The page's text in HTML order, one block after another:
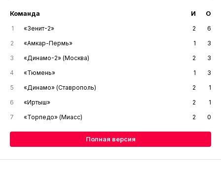
Команда И О
1 «Зенит-2» 2
6
2
«Амкар-Пермь» 1
3
3
«Динамо-2» (Москва) 2
3
4
«Тюмень» 1
3
5
«Динамо» (Ставрополь) 2
1
6
«Иртыш» 2
1
7
«Торпедо» (Миасс) 2 0
Полная версия